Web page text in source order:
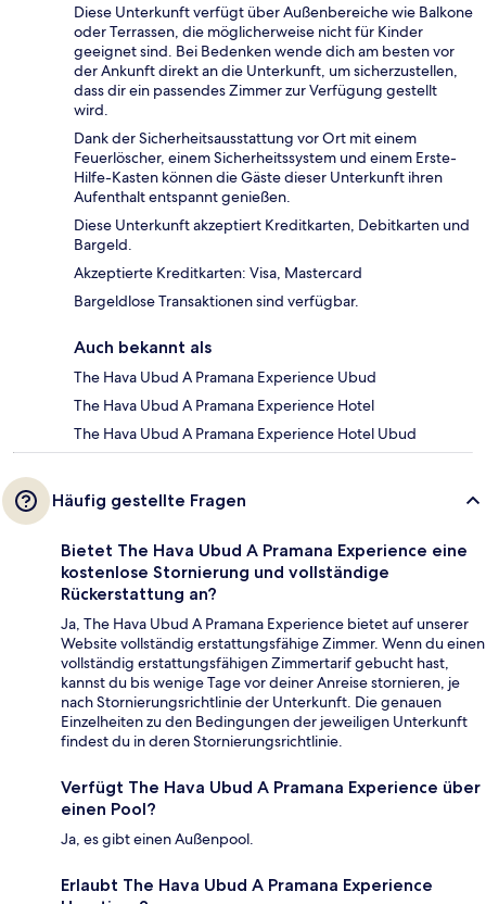
Diese Unterkunft verfügt über Außenbereiche wie Balkone
oder Terrassen, die möglicherweise nicht für Kinder
geeignet sind. Bei Bedenken wende dich am besten vor
der Ankunft direkt an die Unterkunft, um sicherzustellen,
dass dir ein passendes Zimmer zur Verfügung gestellt
wird.
Dank der Sicherheitsausstattung vor Ort mit einem
Feuerlöscher, einem Sicherheitssystem und einem Erste-
Hilfe-Kasten können die Gäste dieser Unterkunft ihren
Aufenthalt entspannt genießen.
Diese Unterkunft akzeptiert Kreditkarten, Debitkarten und
Bargeld.
Akzeptierte Kreditkarten: Visa, Mastercard
Bargeldlose Transaktionen sind verfügbar.
Auch bekannt als
The Hava Ubud A Pramana Experience Ubud
The Hava Ubud A Pramana Experience Hotel
The Hava Ubud A Pramana Experience Hotel Ubud
Häufig gestellte Fragen
Bietet The Hava Ubud A Pramana Experience eine
kostenlose Stornierung und vollständige
Rückerstattung an?
Ja, The Hava Ubud A Pramana Experience bietet auf unserer
Website vollständig erstattungsfähige Zimmer. Wenn du einen
vollständig erstattungsfähigen Zimmertarif gebucht hast,
kannst du bis wenige Tage vor deiner Anreise stornieren, je
nach Stornierungsrichtlinie der Unterkunft. Die genauen
Einzelheiten zu den Bedingungen der jeweiligen Unterkunft
findest du in deren Stornierungsrichtlinie.
Verfügt The Hava Ubud A Pramana Experience über
einen Pool?
Ja, es gibt einen Außenpool.
Erlaubt The Hava Ubud A Pramana Experience